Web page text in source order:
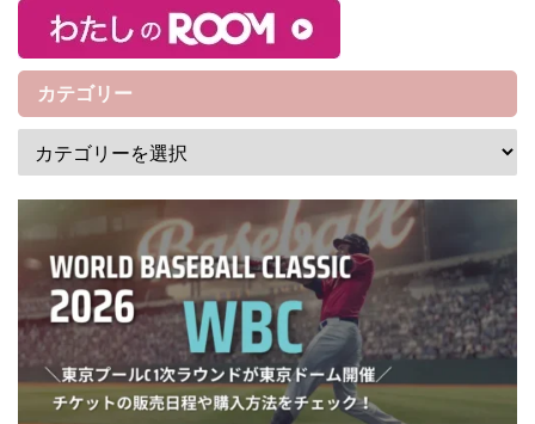
き粉を使ったことがない！」
とい ...
カテゴリー